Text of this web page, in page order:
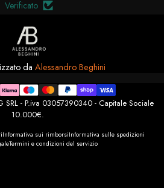
Verificato
da Alessandro Beghini
- P.iva 03057390340 - Capitale Sociale
10.000€.
Informativa sui rimborsiInformativa sulle spedizioni
Termini e condizioni del servizio